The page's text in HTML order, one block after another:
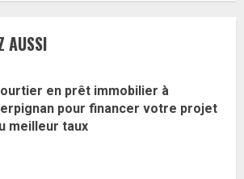
AUSSI
en prêt immobilier à
pour financer votre projet
meilleur taux